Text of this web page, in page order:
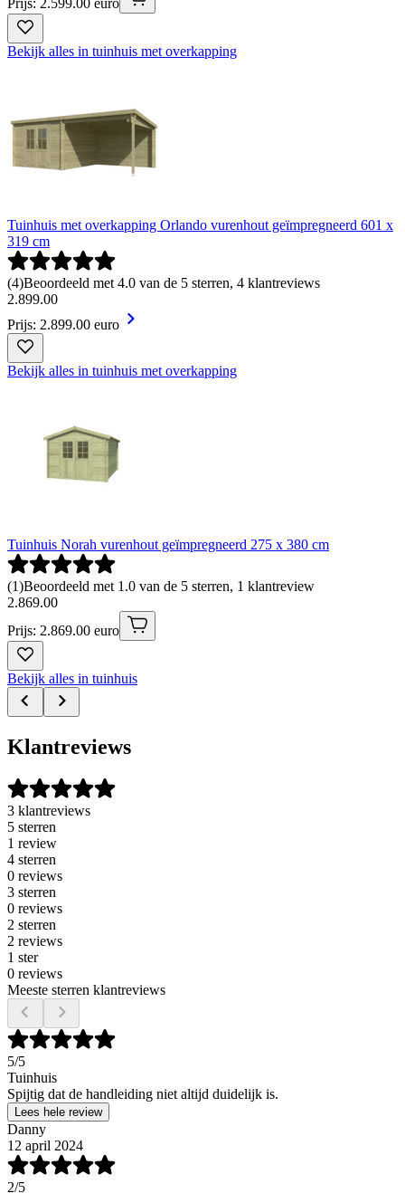
Prijs: 2.599.00 euro
Bekijk alles in tuinhuis met overkapping
Tuinhuis met overkapping Orlando vurenhout geïmpregneerd 601 x
319 cm
(4)Beoordeeld met 4.0 van de 5 sterren, 4 klantreviews
2.899.00
Prijs: 2.899.00 euro
Bekijk alles in tuinhuis met overkapping
Tuinhuis Norah vurenhout geïmpregneerd 275 x 380 cm
(1)Beoordeeld met 1.0 van de 5 sterren, 1 klantreview
2.869.00
Prijs: 2.869.00 euro
Bekijk alles in tuinhuis
Klantreviews
3 klantreviews
5 sterren
1 review
4 sterren
0 reviews
3 sterren
0 reviews
2 sterren
2 reviews
1 ster
0 reviews
Meeste sterren klantreviews
5/5
Tuinhuis
Spijtig dat de handleiding niet altijd duidelijk is.
Lees hele review
Danny
12 april 2024
2/5